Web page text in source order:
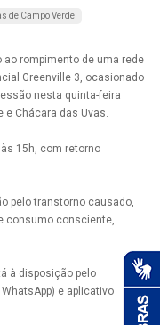
de Campo Verde
ao rompimento de uma rede
Greenville 3, ocasionado
nesta quinta-feira
e Chácara das Uvas.
15h, com retorno
pelo transtorno causado,
consumo consciente,
à disposição pelo
e aplicativo